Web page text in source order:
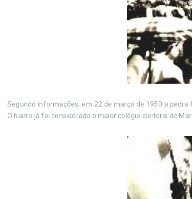
Segundo informações, em 22 de março de 1950 a
O bairro já foi considerado o maior colégio eleitoral de